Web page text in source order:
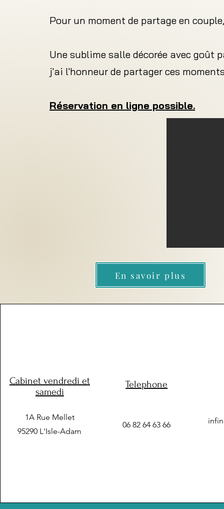
Pour un moment de partage en
Une sublime salle décorée avec goût
j'ai l'honneur de partager ces
Réservation en ligne possible.
En savoir plus
Cabinet vendredi et
samedi
1A Rue Mellet
95290 L'Isle-Adam
Telephone
06 82 64 63 66